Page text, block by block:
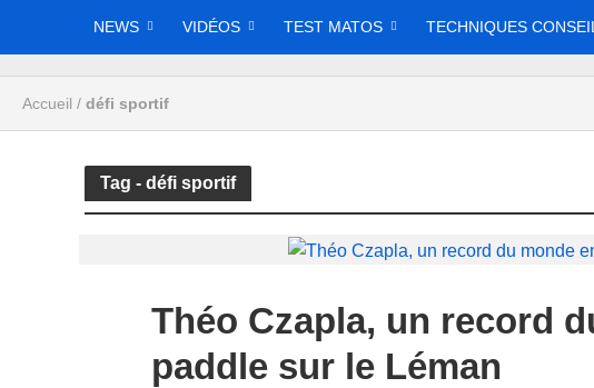
NEWS VIDÉOS TEST MATOS TECHNIQUES
Accueil / défi sportif
Tag - défi sportif
Théo Czapla, un record
paddle sur le Léman